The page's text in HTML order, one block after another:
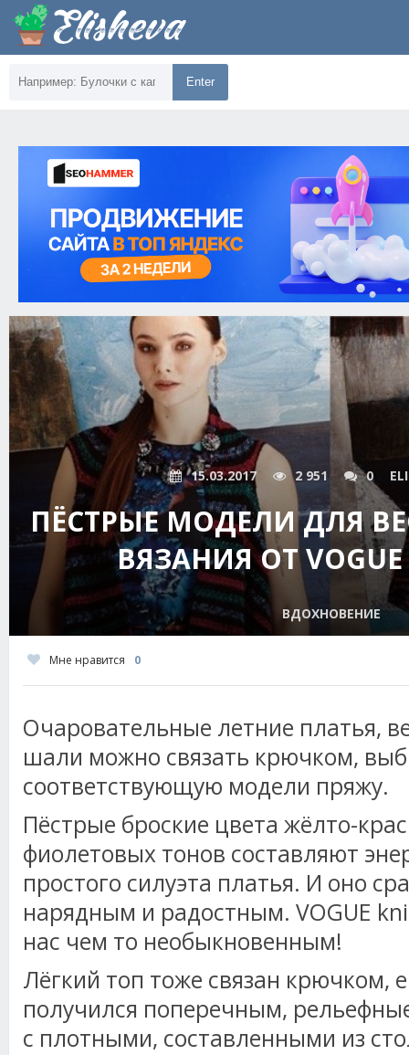
Enter
15.03.2017 2 951 0
ПЁСТРЫЕ МОДЕЛИ ДЛЯ
ВЯЗАНИЯ ОТ VOGUE
ВДОХНОВЕНИЕ
Мне нравится 0
Очаровательные летние платья,
шали можно связать крючком,
соответствующую модели пряжу.
Пёстрые броские цвета жёлто-
фиолетовых тонов составляют
простого силуэта платья. И оно
нарядным и радостным. VOGUE
нас чем то необыкновенным!
Лёгкий топ тоже связан крючком,
получился поперечным,
с плотными, составленными из